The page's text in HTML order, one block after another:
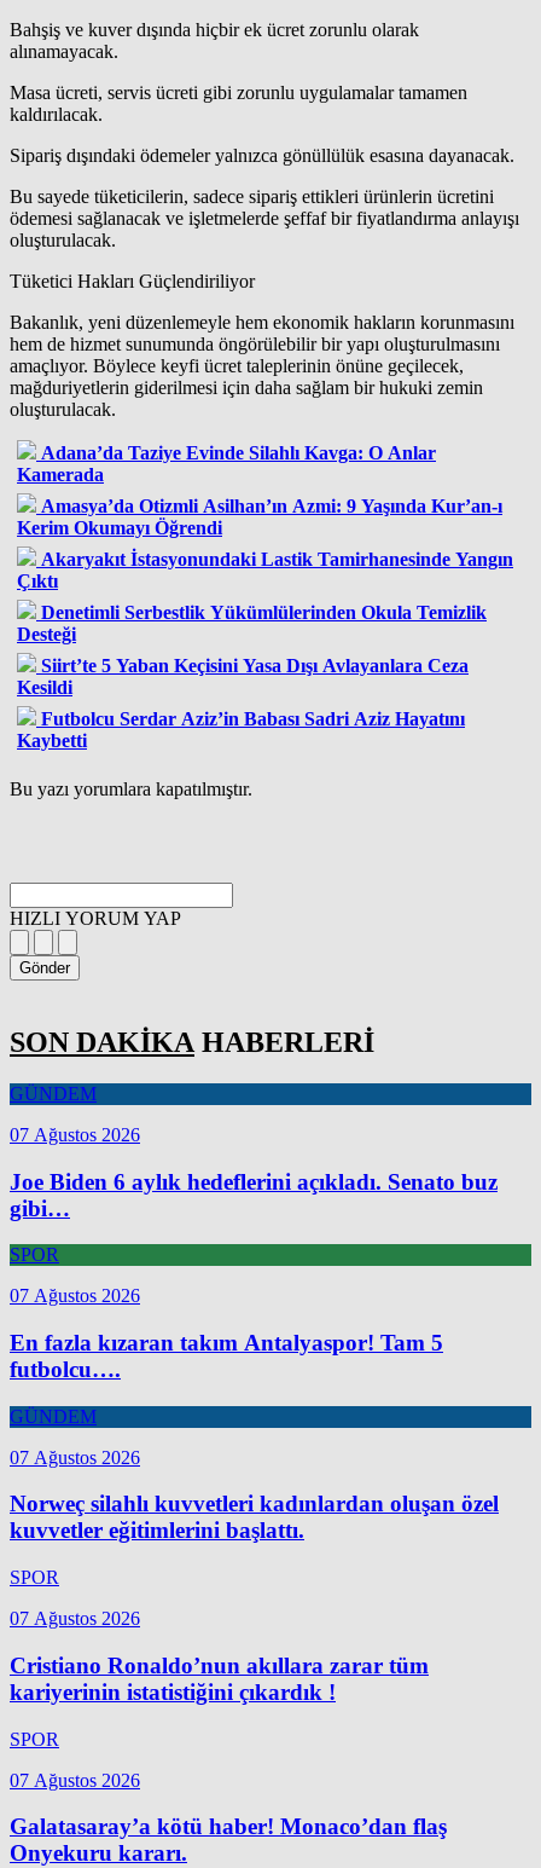
Bahşiş ve kuver dışında hiçbir ek ücret zorunlu olarak
alınamayacak.
Masa ücreti, servis ücreti gibi zorunlu uygulamalar tamamen
kaldırılacak.
Sipariş dışındaki ödemeler yalnızca gönüllülük esasına dayanacak.
Bu sayede tüketicilerin, sadece sipariş ettikleri ürünlerin ücretini
ödemesi sağlanacak ve işletmelerde şeffaf bir fiyatlandırma anlayışı
oluşturulacak.
Tüketici Hakları Güçlendiriliyor
Bakanlık, yeni düzenlemeyle hem ekonomik hakların korunmasını
hem de hizmet sunumunda öngörülebilir bir yapı oluşturulmasını
amaçlıyor. Böylece keyfi ücret taleplerinin önüne geçilecek,
mağduriyetlerin giderilmesi için daha sağlam bir hukuki zemin
oluşturulacak.
Adana’da Taziye Evinde Silahlı Kavga: O Anlar
Kamerada
Amasya’da Otizmli Asilhan’ın Azmi: 9 Yaşında Kur’an-ı
Kerim Okumayı Öğrendi
Akaryakıt İstasyonundaki Lastik Tamirhanesinde Yangın
Çıktı
Denetimli Serbestlik Yükümlülerinden Okula Temizlik
Desteği
Siirt’te 5 Yaban Keçisini Yasa Dışı Avlayanlara Ceza
Kesildi
Futbolcu Serdar Aziz’in Babası Sadri Aziz Hayatını
Kaybetti
Bu yazı yorumlara kapatılmıştır.
HIZLI YORUM YAP
Gönder
SON DAKİKA HABERLERİ
GÜNDEM
07 Ağustos 2026
Joe Biden 6 aylık hedeflerini açıkladı. Senato buz
gibi…
SPOR
07 Ağustos 2026
En fazla kızaran takım Antalyaspor! Tam 5
futbolcu….
GÜNDEM
07 Ağustos 2026
Norweç silahlı kuvvetleri kadınlardan oluşan özel
kuvvetler eğitimlerini başlattı.
SPOR
07 Ağustos 2026
Cristiano Ronaldo’nun akıllara zarar tüm
kariyerinin istatistiğini çıkardık !
SPOR
07 Ağustos 2026
Galatasaray’a kötü haber! Monaco’dan flaş
Onyekuru kararı.